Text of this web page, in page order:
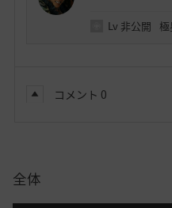
Lv 非公開 極
コメント 0
全体